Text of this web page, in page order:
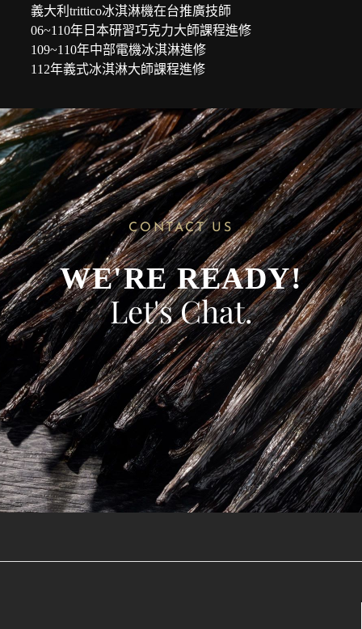
義大利trittico冰淇淋機在台推廣技師
06~110年日本研習巧克力大師課程進修
109~110年中部電機冰淇淋進修
112年義式冰淇淋大師課程進修
CONTACT US
WE'RE READY!
Let's Chat.